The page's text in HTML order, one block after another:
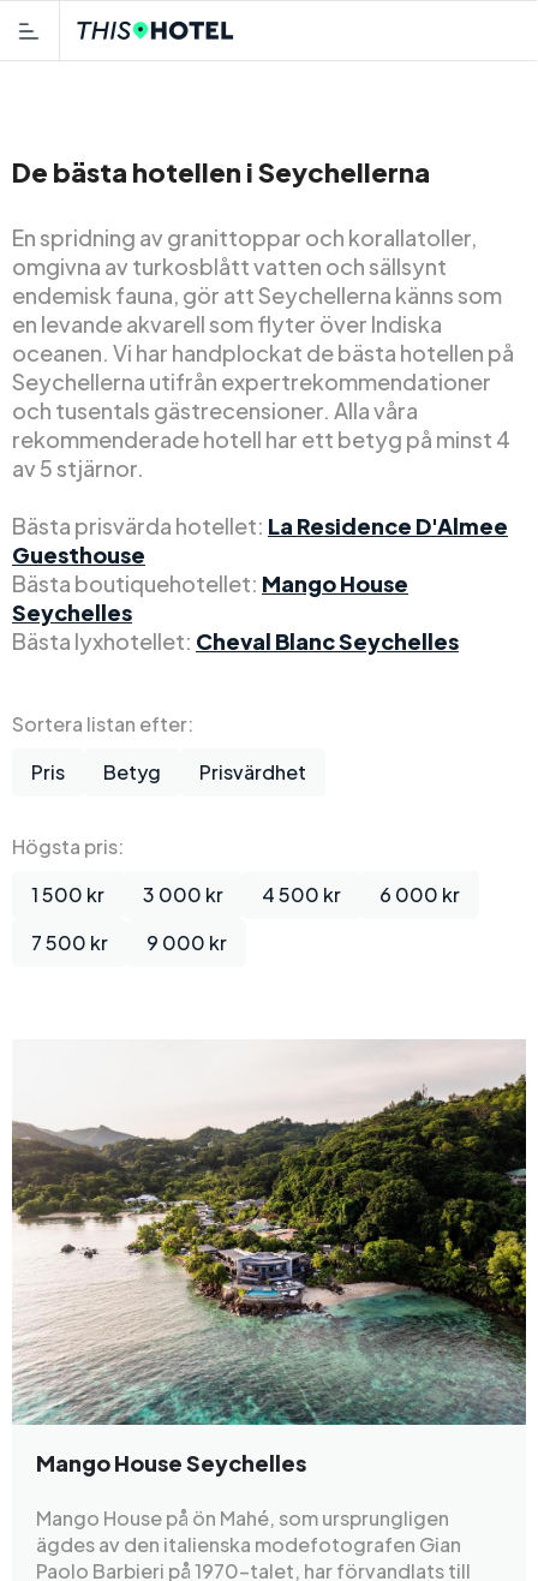
De bästa hotellen i Seychellerna
En spridning av granittoppar och korallatoller,
omgivna av turkosblått vatten och sällsynt
endemisk fauna, gör att Seychellerna känns som
en levande akvarell som flyter över Indiska
oceanen. Vi har handplockat de bästa hotellen på
Seychellerna utifrån expertrekommendationer
och tusentals gästrecensioner. Alla våra
rekommenderade hotell har ett betyg på minst 4
av 5 stjärnor.
Bästa prisvärda hotellet: La Residence D'Almee
Guesthouse
Bästa boutiquehotellet: Mango House
Seychelles
Bästa lyxhotellet: Cheval Blanc Seychelles
Sortera listan efter:
Pris
Betyg Prisvärdhet
Högsta pris:
1 500 kr
3 000 kr 4 500 kr
6 000 kr
7 500 kr
9 000 kr
Mango House Seychelles
Mango House på ön Mahé, som ursprungligen
ägdes av den italienska modefotografen Gian
Paolo Barbieri på 1970-talet, har förvandlats till